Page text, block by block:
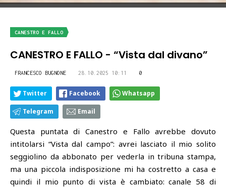
CANESTRO E FALLO
CANESTRO E FALLO - “Vista dal divano”
FRANCESCO BUGNONE 28.10.2025 10:11 0
Twitter Facebook Whatsapp
Telegram Email
Questa puntata di Canestro e Fallo avrebbe dovuto
intitolarsi “Vista dal campo”: avrei lasciato il mio solito
seggiolino da abbonato per vederla in tribuna stampa,
ma una piccola indisposizione mi ha costretto a casa e
quindi il mio punto di vista è cambiato: canale 58 di